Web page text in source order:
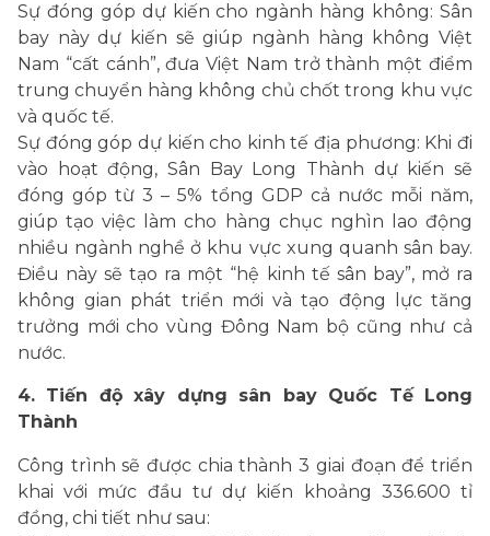
Sự đóng góp dự kiến cho ngành hàng không: Sân
bay này dự kiến sẽ giúp ngành hàng không Việt
Nam “cất cánh”, đưa Việt Nam trở thành một điểm
trung chuyển hàng không chủ chốt trong khu vực
và quốc tế.
Sự đóng góp dự kiến cho kinh tế địa phương: Khi đi
vào hoạt động, Sân Bay Long Thành dự kiến sẽ
đóng góp từ 3 – 5% tổng GDP cả nước mỗi năm,
giúp tạo việc làm cho hàng chục nghìn lao động
nhiều ngành nghề ở khu vực xung quanh sân bay.
Điều này sẽ tạo ra một “hệ kinh tế sân bay”, mở ra
không gian phát triển mới và tạo động lực tăng
trưởng mới cho vùng Đông Nam bộ cũng như cả
nước.
4. Tiến độ xây dựng sân bay Quốc Tế Long
Thành
Công trình sẽ được chia thành 3 giai đoạn để triển
khai với mức đầu tư dự kiến khoảng 336.600 tỉ
đồng, chi tiết như sau: